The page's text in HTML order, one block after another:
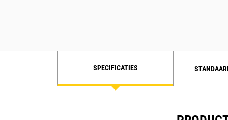
SPECIFICATIES